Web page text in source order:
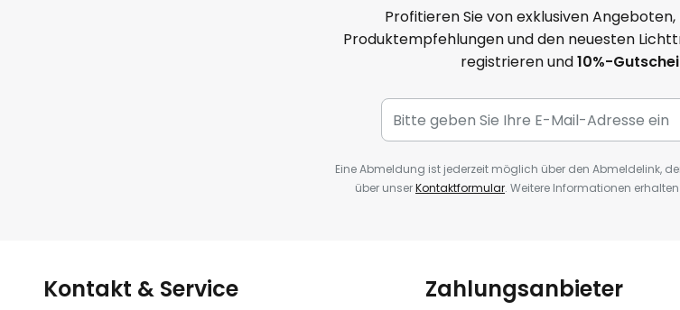
Profitieren Sie von exklusiven
Produktempfehlungen und den neuesten
registrieren und10%-
Eine Abmeldung ist jederzeit möglich über den Abmeldelink,
über unserKontaktformular. Weitere Informationen
Kontakt & Service Zahlungsanbieter